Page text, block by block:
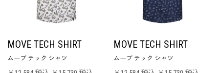
MOVE TECH SHIRT
ムーブ テック シャツ
MOVE TECH SHIRT
ムーブ テック シャツ